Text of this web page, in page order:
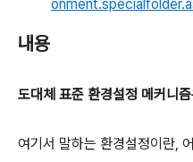
내용
도대체 표준 환경설정 메커니
여기서 말하는 환경설정이란,